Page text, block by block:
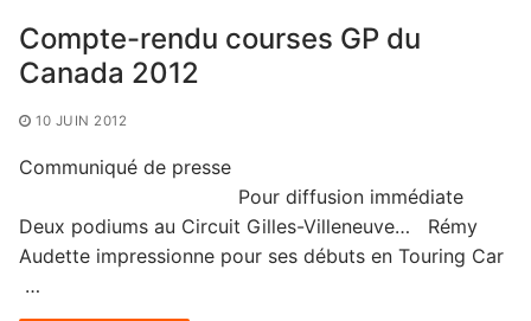
Compte-rendu courses GP du
Canada 2012
10 JUIN 2012
Communiqué de presse
Pour diffusion immédiate
Deux podiums au Circuit Gilles-Villeneuve… Rémy
Audette impressionne pour ses débuts en Touring Car
…